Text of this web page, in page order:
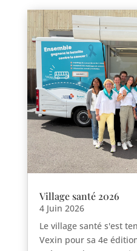
Village santé 2026
4 Juin 2026
Le village santé s'est
Vexin pour sa 4e